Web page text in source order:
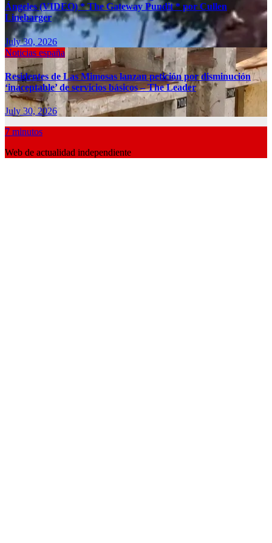
Ángeles (VIDEO) * The Gateway Pundit * por Cullen
Linebarger
July 30, 2026
Noticias españa
Residentes de Las Mimosas lanzan petición por disminución
‘inaceptable’ de servicios básicos – The Leader
July 30, 2026
7 minutos
Web de actualidad independiente